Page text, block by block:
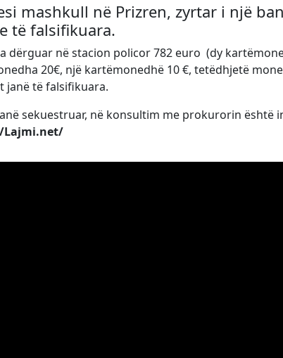
mashkull në Prizren, zyrtar i një
të falsifikuara.
dërguar në stacion policor 782 euro (dy
20€, një kartëmonedhë 10 €, tetëdhjetë
janë të falsifikuara.
sekuestruar, në konsultim me prokurorin është
Lajmi.net/